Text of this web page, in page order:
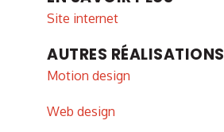
Site internet
AUTRES RÉALISATIONS
Motion design
Web design